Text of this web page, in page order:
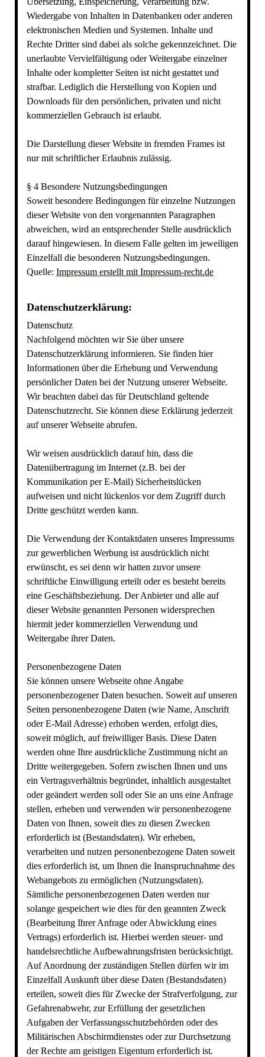
Wiedergabe von Inhalten in Datenbanken oder anderen
elektronischen Medien und Systemen. Inhalte und
Rechte Dritter sind dabei als solche gekennzeichnet. Die
unerlaubte Vervielfältigung oder Weitergabe einzelner
Inhalte oder kompletter Seiten ist nicht gestattet und
strafbar. Lediglich die Herstellung von Kopien und
Downloads für den persönlichen, privaten und nicht
kommerziellen Gebrauch ist erlaubt.
Die Darstellung dieser Website in fremden Frames ist
nur mit schriftlicher Erlaubnis zulässig.
§ 4 Besondere Nutzungsbedingungen
Soweit besondere Bedingungen für einzelne Nutzungen
dieser Website von den vorgenannten Paragraphen
abweichen, wird an entsprechender Stelle ausdrücklich
darauf hingewiesen. In diesem Falle gelten im jeweiligen
Einzelfall die besonderen Nutzungsbedingungen.
Quelle: Impressum erstellt mit Impressum-recht.de
Datenschutzerklärung:
Datenschutz
Nachfolgend möchten wir Sie über unsere
Datenschutzerklärung informieren. Sie finden hier
Informationen über die Erhebung und Verwendung
persönlicher Daten bei der Nutzung unserer Webseite.
Wir beachten dabei das für Deutschland geltende
Datenschutzrecht. Sie können diese Erklärung jederzeit
auf unserer Webseite abrufen.
Wir weisen ausdrücklich darauf hin, dass die
Datenübertragung im Internet (z.B. bei der
Kommunikation per E-Mail) Sicherheitslücken
aufweisen und nicht lückenlos vor dem Zugriff durch
Dritte geschützt werden kann.
Die Verwendung der Kontaktdaten unseres Impressums
zur gewerblichen Werbung ist ausdrücklich nicht
erwünscht, es sei denn wir hatten zuvor unsere
schriftliche Einwilligung erteilt oder es besteht bereits
eine Geschäftsbeziehung. Der Anbieter und alle auf
dieser Website genannten Personen widersprechen
hiermit jeder kommerziellen Verwendung und
Weitergabe ihrer Daten.
Personenbezogene Daten
Sie können unsere Webseite ohne Angabe
personenbezogener Daten besuchen. Soweit auf unseren
Seiten personenbezogene Daten (wie Name, Anschrift
oder E-Mail Adresse) erhoben werden, erfolgt dies,
soweit möglich, auf freiwilliger Basis. Diese Daten
werden ohne Ihre ausdrückliche Zustimmung nicht an
Dritte weitergegeben. Sofern zwischen Ihnen und uns
ein Vertragsverhältnis begründet, inhaltlich ausgestaltet
oder geändert werden soll oder Sie an uns eine Anfrage
stellen, erheben und verwenden wir personenbezogene
Daten von Ihnen, soweit dies zu diesen Zwecken
erforderlich ist (Bestandsdaten). Wir erheben,
verarbeiten und nutzen personenbezogene Daten soweit
dies erforderlich ist, um Ihnen die Inanspruchnahme des
Webangebots zu ermöglichen (Nutzungsdaten).
Sämtliche personenbezogenen Daten werden nur
solange gespeichert wie dies für den geannten Zweck
(Bearbeitung Ihrer Anfrage oder Abwicklung eines
Vertrags) erforderlich ist. Hierbei werden steuer- und
handelsrechtliche Aufbewahrungsfristen berücksichtigt.
Auf Anordnung der zuständigen Stellen dürfen wir im
Einzelfall Auskunft über diese Daten (Bestandsdaten)
erteilen, soweit dies für Zwecke der Strafverfolgung, zur
Gefahrenabwehr, zur Erfüllung der gesetzlichen
Aufgaben der Verfassungsschutzbehörden oder des
Militärischen Abschirmdienstes oder zur Durchsetzung
der Rechte am geistigen Eigentum erforderlich ist.